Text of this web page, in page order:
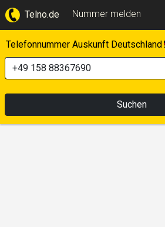
Telno.de Nummer melden
Telefonnummer Auskunft Deutschland
Suchen